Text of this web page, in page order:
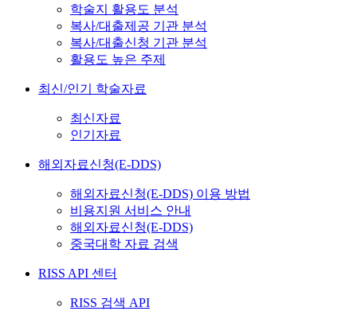
학술지 활용도 분석
복사/대출제공 기관 분석
복사/대출신청 기관 분석
활용도 높은 주제
최신/인기 학술자료
최신자료
인기자료
해외자료신청(E-DDS)
해외자료신청(E-DDS) 이용 방법
비용지원 서비스 안내
해외자료신청(E-DDS)
중국대학 자료 검색
RISS API 센터
RISS 검색 API